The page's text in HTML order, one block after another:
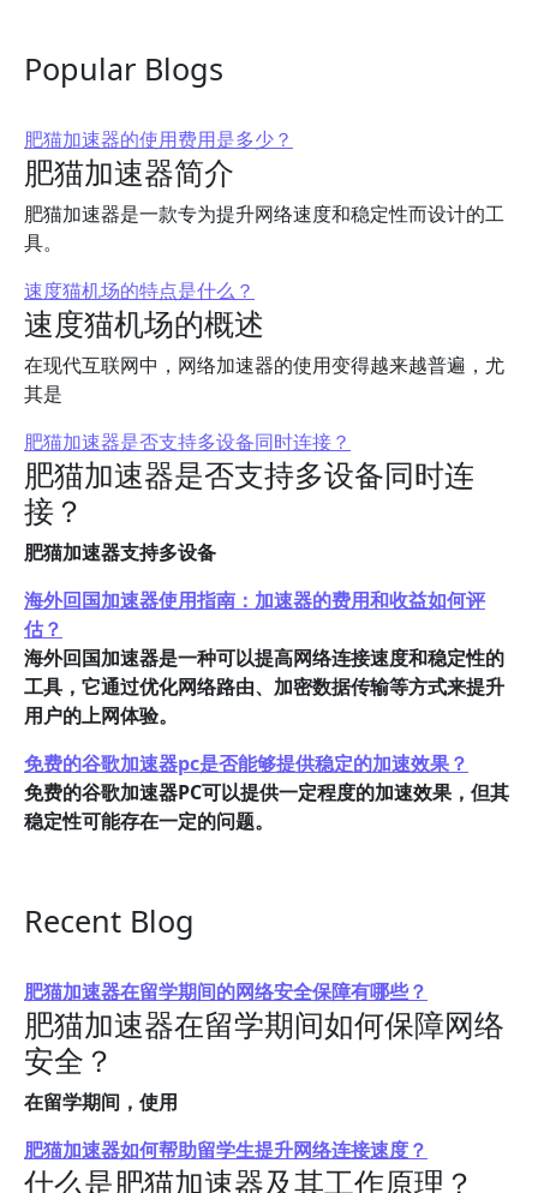
Popular Blogs
肥猫加速器的使用费用是多少？
肥猫加速器简介
肥猫加速器是一款专为提升网络速度和稳定性而设计的工
具。
速度猫机场的特点是什么？
速度猫机场的概述
在现代互联网中，网络加速器的使用变得越来越普遍，尤
其是
肥猫加速器是否支持多设备同时连接？
肥猫加速器是否支持多设备同时连
接？
肥猫加速器支持多设备
海外回国加速器使用指南：加速器的费用和收益如何评
估？
海外回国加速器是一种可以提高网络连接速度和稳定性的
工具，它通过优化网络路由、加密数据传输等方式来提升
用户的上网体验。
免费的谷歌加速器pc是否能够提供稳定的加速效果？
免费的谷歌加速器PC可以提供一定程度的加速效果，但其
稳定性可能存在一定的问题。
Recent Blog
肥猫加速器在留学期间的网络安全保障有哪些？
肥猫加速器在留学期间如何保障网络
安全？
在留学期间，使用
肥猫加速器如何帮助留学生提升网络连接速度？
什么是肥猫加速器及其工作原理？